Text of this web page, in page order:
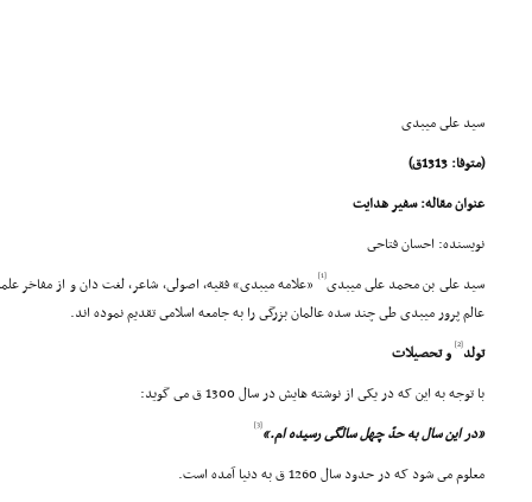
سید على میبدى
(متوفا: 1313ق)
عنوان مقاله: سفیر هدایت
نویسنده: احسان فتاحى
سید على بن محمد على میبدى[1]
«علامه میبدى» فقیه، اصولى، شاعر، لغت دان و از مفاخر
عالم پرور میبدى طى چند سده عالمان بزرگى را به جامعه اسلامى تقدیم نموده اند.
تولد[2]
و تحصیلات
با توجه به این که در یکى از نوشته هایش در سال 1300 ق مى گوید:
«در این سال به حدّ چهل سالگى رسیده ام.»[3]
معلوم مى شود که در حدود سال 1260 ق به دنیا آمده است.